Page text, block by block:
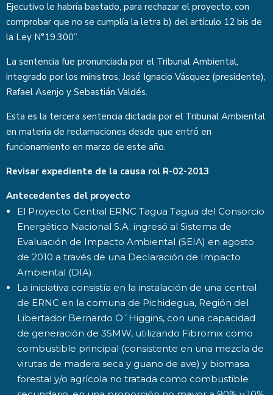
Ejecutivo le habría bastado, para rechazar el proyecto, con
comprobar que no se cumplía la letra b) del artículo 12 bis de
la Ley N°19.300”.
La sentencia fue pronunciada por el Tribunal Ambiental,
integrado por los ministros, José Ignacio Vásquez (presidente),
Rafael Asenjo y Sebastián Valdés.
Esta es la tercera sentencia dictada por el Tribunal Ambiental
en materia de reclamaciones desde que entró en
funcionamiento en marzo de este año.
Revisar expediente de la causa rol R-02-2013
Antecedentes del proyecto
El Proyecto Central ERNC Tagua Tagua del Consorcio
Energético Nacional S.A. ingresó al Sistema de
Evaluación de Impacto Ambiental (SEIA) en agosto
de 2010 a través de una Declaración de Impacto
Ambiental (DIA).
La iniciativa consistía en la instalación de una central
de ERNC en la comuna de Pichidegua, Región del
Libertador Bernardo O´Higgins, con una capacidad
de generación de 35MW, utilizando Fibromix como
combustible principal (consistente en una mezcla de
virutas de madera seca y guano de ave) y biomasa
forestal y/o agrícola no tratada como combustible